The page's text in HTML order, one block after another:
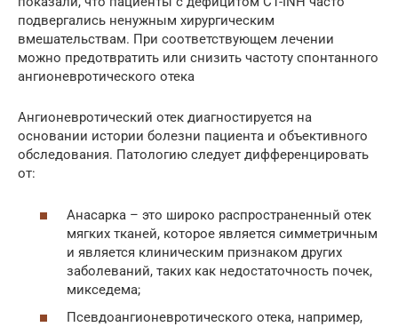
подвергались ненужным хирургическим
вмешательствам. При соответствующем лечении
можно предотвратить или снизить частоту спонтанного
ангионевротического отека
Ангионевротический отек диагностируется на
основании истории болезни пациента и объективного
обследования. Патологию следует дифференцировать
от:
Анасарка – это широко распространенный отек
мягких тканей, которое является симметричным
и является клиническим признаком других
заболеваний, таких как недостаточность почек,
микседема;
Псевдоангионевротического отека, например,